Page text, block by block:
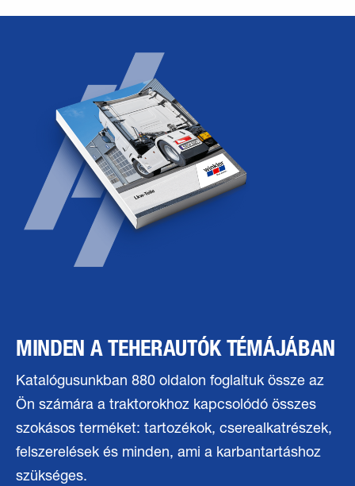
MINDEN A TEHERAUTÓK TÉMÁJÁBAN
Katalógusunkban 880 oldalon foglaltuk össze az
Ön számára a traktorokhoz kapcsolódó összes
szokásos terméket: tartozékok, cserealkatrészek,
felszerelések és minden, ami a karbantartáshoz
szükséges.